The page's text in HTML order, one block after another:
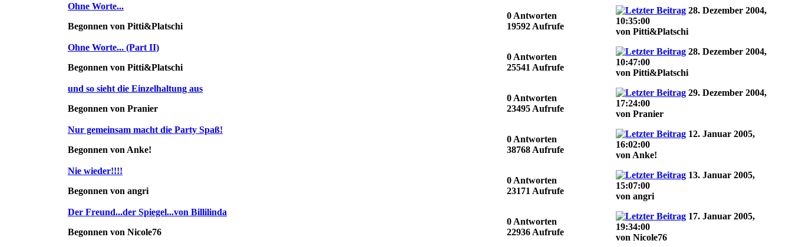
Ohne Worte...
Begonnen von Pitti&Platschi
0 Antworten
19592 Aufrufe
28. Dezember 2004,
10:35:00
von Pitti&Platschi
Ohne Worte... (Part II)
Begonnen von Pitti&Platschi
0 Antworten
25541 Aufrufe
28. Dezember 2004,
10:47:00
von Pitti&Platschi
und so sieht die Einzelhaltung aus
Begonnen von Pranier
0 Antworten
23495 Aufrufe
29. Dezember 2004,
17:24:00
von Pranier
Nur gemeinsam macht die Party Spaß!
Begonnen von Anke!
0 Antworten
38768 Aufrufe
12. Januar 2005,
16:02:00
von Anke!
Nie wieder!!!!
Begonnen von angri
0 Antworten
23171 Aufrufe
13. Januar 2005,
15:07:00
von angri
Der Freund...der Spiegel...von Billilinda
Begonnen von Nicole76
0 Antworten
22936 Aufrufe
17. Januar 2005,
19:34:00
von Nicole76